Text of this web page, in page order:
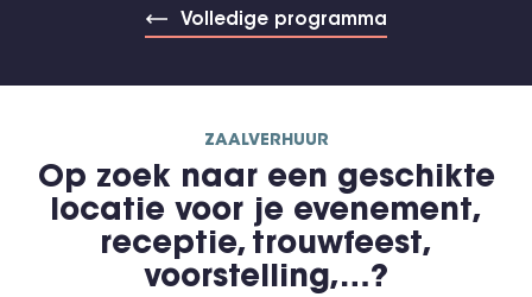
Volledige programma
ZAALVERHUUR
Op zoek naar een geschikte
locatie voor je evenement,
receptie, trouwfeest,
voorstelling,…?